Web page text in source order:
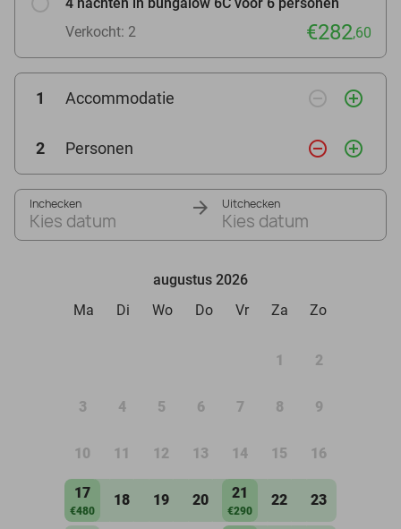
Verkocht: 2
€282,60
1 Accommodatie remove_circle_outline add_circle_outline
2 Personen remove_circle_outline add_circle_outline
Inchecken
Kies datum
Uitchecken
Kies datum
augustus 2026
Ma
Di Wo Do Vr Za Zo
1 2
3 4 5 6 7 8 9
10 11 12 13 14 15 16
17
€480
18 19 20 21
€290
22 23